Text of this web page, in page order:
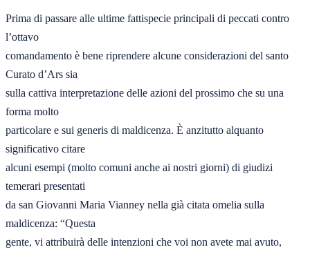
Prima di passare alle ultime fattispecie principali di peccati contro
l’ottavo
comandamento è bene riprendere alcune considerazioni del santo
Curato d’Ars sia
sulla cattiva interpretazione delle azioni del prossimo che su una
forma molto
particolare e sui generis di maldicenza. È anzitutto alquanto
significativo citare
alcuni esempi (molto comuni anche ai nostri giorni) di giudizi
temerari presentati
da san Giovanni Maria Vianney nella già citata omelia sulla
maldicenza: “Questa
gente, vi attribuirà delle intenzioni che voi non avete mai avuto,